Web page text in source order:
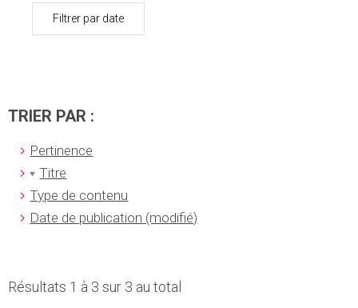
Filtrer par date
TRIER PAR :
Pertinence
Titre
Type de contenu
Date de publication (modifié)
Résultats 1 à 3 sur 3 au total